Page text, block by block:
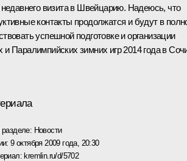
недавнего визита в Швейцарию. Надеюсь, что
контакты продолжатся и будут в
успешной подготовке и организации
Паралимпийских зимних игр 2014 года в
Новости
9 октября 2009 года, 20:30
kremlin.ru/d/5702